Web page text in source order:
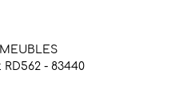
- 83440